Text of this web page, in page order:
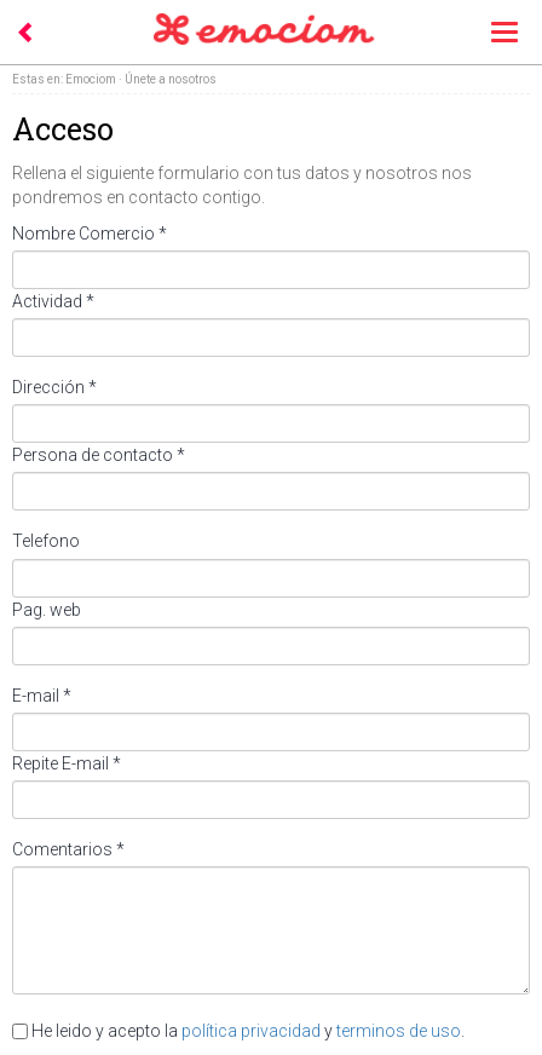
Estas en: Emociom · Únete a nosotros
Acceso
Rellena el siguiente formulario con tus datos y nosotros nos
pondremos en contacto contigo.
Nombre Comercio *
Actividad *
Dirección *
Persona de contacto *
Telefono
Pag. web
E-mail *
Repite E-mail *
Comentarios *
He leido y acepto la política privacidad yterminos de uso.